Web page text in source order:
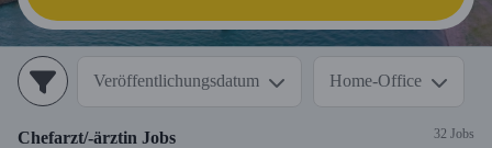
Veröffentlichungsdatum Home-Office
Chefarzt/-ärztin Jobs 32 Jobs